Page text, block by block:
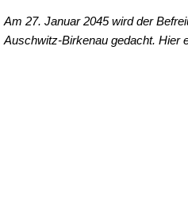
Am 27. Januar 2045 wird der
Auschwitz-Birkenau gedacht. Hier